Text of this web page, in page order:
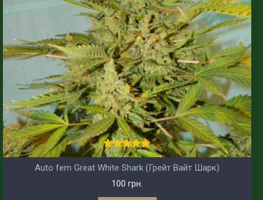
Auto fem Great White Shark (Грейт Вайт Шарк)
100 грн.